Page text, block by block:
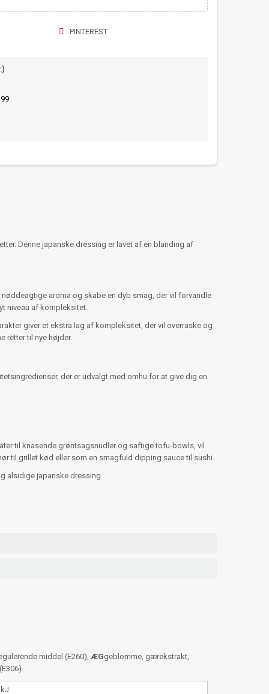
PINTEREST
Denne japanske dressing er lavet af en blanding af
aroma og skabe en dyb smag, der vil forvandle
niveau af kompleksitet.
giver et ekstra lag af kompleksitet, der vil overraske og
retter til nye højder.
der er udvalgt med omhu for at give dig en
til knasende grøntsagsnudler og saftige tofu-bowls, vil
til grillet kød eller som en smagfuld dipping sauce til sushi.
alsidige japanske dressing.
middel (E260), ÆGgeblomme, gærekstrakt,